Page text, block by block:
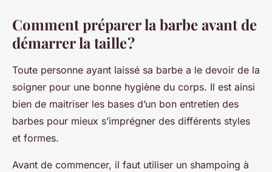
Comment préparer la barbe avant de
démarrer la taille ?
Toute personne ayant laissé sa barbe a le devoir de la
soigner pour une bonne hygiène du corps. Il est ainsi
bien de maitriser les bases d’un bon entretien des
barbes pour mieux s’imprégner des différents styles
et formes.
Avant de commencer, il faut utiliser un shampoing à